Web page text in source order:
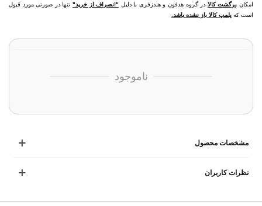
امکان برگشت کالا در گروه هدفون و هندزفری با دلیل "انصراف از خرید" تنها در صورتی مورد قبول
است که پلمپ کالا باز نشده باشد.
ناموجود
مشخصات محصول
نظرات کاربران